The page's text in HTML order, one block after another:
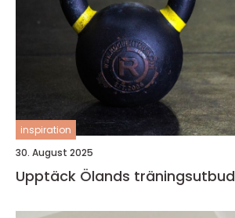
inspiration
30. August 2025
Upptäck Ölands träningsutbud